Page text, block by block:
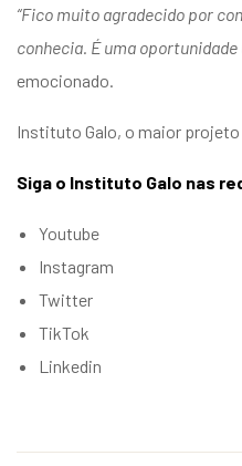
“Fico muito agradecido por
conhecia. É uma oportunidade
emocionado.
Instituto Galo, o maior
Siga o Instituto Galo nas
Youtube
Instagram
Twitter
TikTok
Linkedin